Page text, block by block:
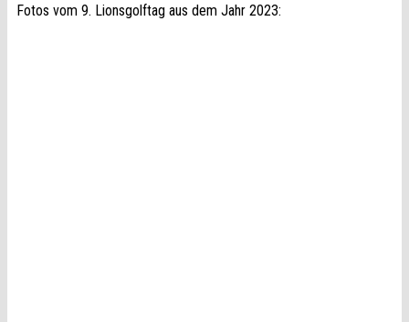
Fotos vom 9. Lionsgolftag aus dem Jahr 2023: